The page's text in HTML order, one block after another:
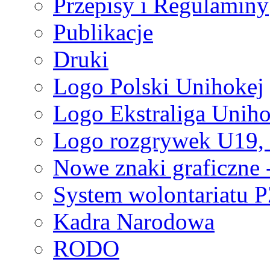
Publikacje
Druki
Logo Polski Unihokej
Logo Ekstraliga
Logo rozgrywek
Nowe znaki graficzne
System wolontariatu
Kadra Narodowa
RODO